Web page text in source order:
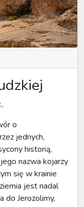
,
o
jednych,
historią,
nazwa kojarzy
się w krainie
jest nadal
do Jerozolimy,